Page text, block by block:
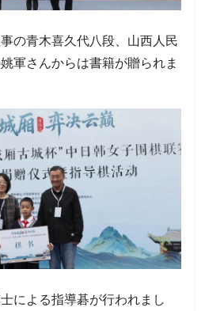
の青木喜久代八段、山西人民
軍さんからは書籍が贈られま
による指導碁が行われまし